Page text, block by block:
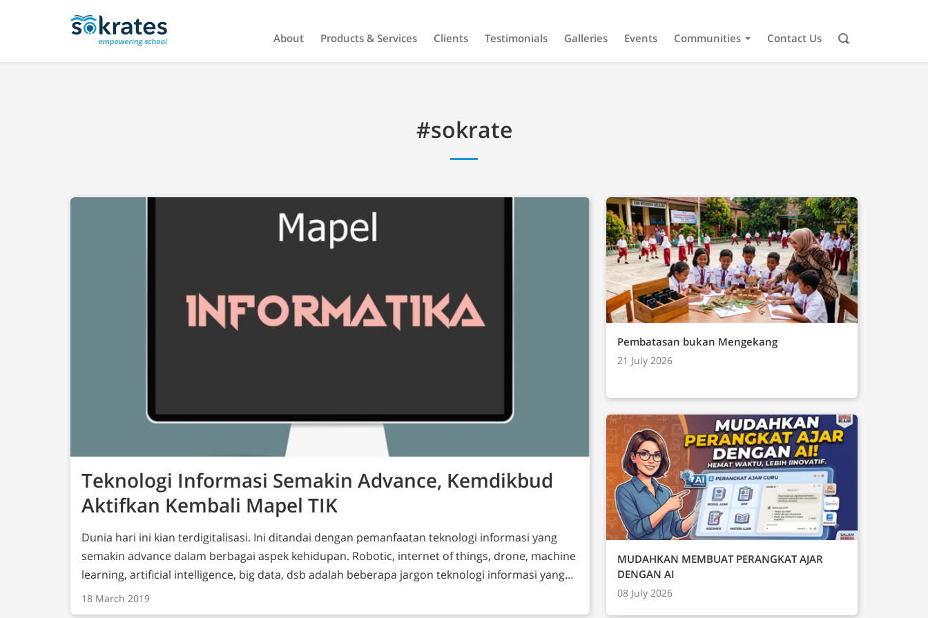
About Products & Services Clients Testimonials Galleries Events Communities Contact Us
#sokrate
Teknologi Informasi Semakin Advance, Kemdikbud
Aktifkan Kembali Mapel TIK
Dunia hari ini kian terdigitalisasi. Ini ditandai dengan pemanfaatan teknologi informasi yang
semakin advance dalam berbagai aspek kehidupan. Robotic, internet of things, drone, machine
learning, artificial intelligence, big data, dsb adalah beberapa jargon teknologi informasi yang
kerap kita dengar sehari-hari. Hal ini segera disadari oleh Pemerintah perlunya
mempersiapkan Sumber Daya Manusia (SDM) Indonesia segera mungkin dengan berbagai
18 March 2019
Pembatasan bukan Mengekang
21 July 2026
MUDAHKAN MEMBUAT PERANGKAT AJAR
DENGAN AI
08 July 2026